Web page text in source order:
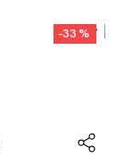
-33 %